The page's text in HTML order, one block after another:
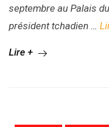
septembre au Palais
président tchadien …
Lire +